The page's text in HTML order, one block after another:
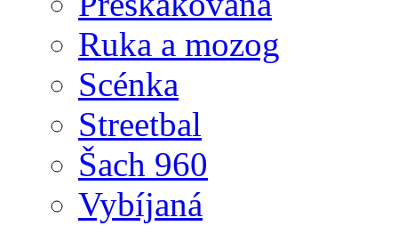
Ruka a mozog
Scénka
Streetbal
Šach 960
Vybíjaná